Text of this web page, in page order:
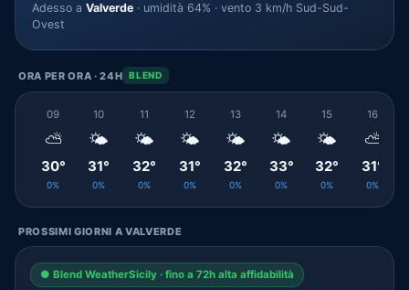
Adesso a Valverde · umidità 64% · vento 3 km/h Sud-Sud-
Ovest
ORA PER ORA · 24H BLEND
09
⛅
30°
0%
10
🌤️
31°
0%
11
🌤️
32°
0%
12
🌤️
31°
0%
13
🌤️
32°
0%
14
🌤️
33°
0%
15
🌤️
32°
0%
16
⛅
31°
0%
PROSSIMI GIORNI A VALVERDE
● Blend WeatherSicily · fino a 72h alta affidabilità